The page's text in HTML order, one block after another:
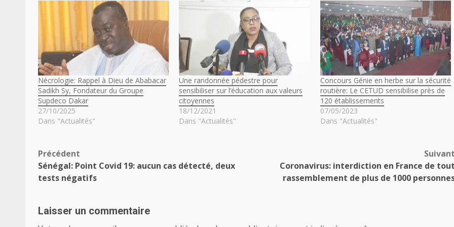
Nécrologie: Rappel à Dieu de Ababacar
Sadikh Sy, Fondateur du Groupe
Supdeco Dakar
27/10/2025
Dans "Actualités"
Une randonnée pédestre pour
sensibiliser sur l’éducation aux valeurs
citoyennes
18/12/2021
Dans "Actualités"
Concours Génie en herbe sur la sécurité
routière: Le CETUD sensibilise près de
120 établissements
07/05/2023
Dans "Actualités"
Navigation
d’article
Précédent
Sénégal: Point Covid 19: aucun cas détecté, deux
tests négatifs
Suivant
Coronavirus: interdiction en France de tout
rassemblement de plus de 1000
Laisser un commentaire